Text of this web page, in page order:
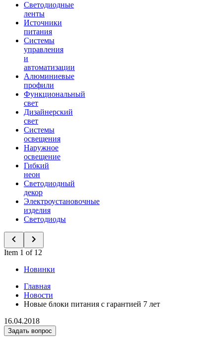
Светодиодные
ленты
Источники
питания
Системы
управления
и
автоматизации
Алюминиевые
профили
Функциональный
свет
Дизайнерский
свет
Системы
освещения
Наружное
освещение
Гибкий
неон
Светодиодный
декор
Электроустановочные
изделия
Светодиоды
Item 1 of 12
Новинки
Главная
Новости
Новые блоки питания с гарантией 7 лет
16.04.2018
Задать вопрос